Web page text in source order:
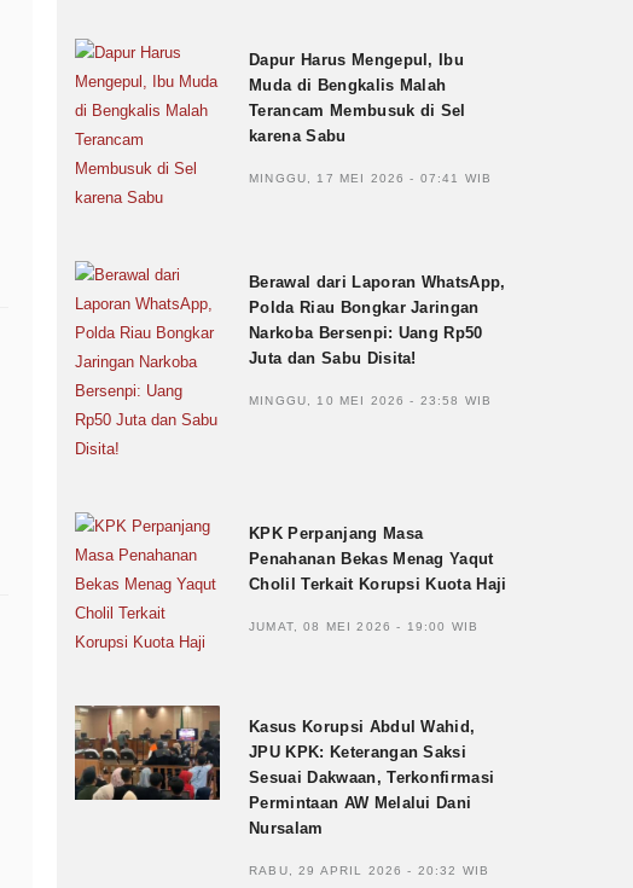
Dapur Harus Mengepul, Ibu
Muda di Bengkalis Malah
Terancam Membusuk di Sel
karena Sabu
MINGGU, 17 MEI 2026 - 07:41 WIB
Berawal dari Laporan WhatsApp,
Polda Riau Bongkar Jaringan
Narkoba Bersenpi: Uang Rp50
Juta dan Sabu Disita!
MINGGU, 10 MEI 2026 - 23:58 WIB
KPK Perpanjang Masa
Penahanan Bekas Menag Yaqut
Cholil Terkait Korupsi Kuota Haji
JUMAT, 08 MEI 2026 - 19:00 WIB
Kasus Korupsi Abdul Wahid,
JPU KPK: Keterangan Saksi
Sesuai Dakwaan, Terkonfirmasi
Permintaan AW Melalui Dani
Nursalam
RABU, 29 APRIL 2026 - 20:32 WIB